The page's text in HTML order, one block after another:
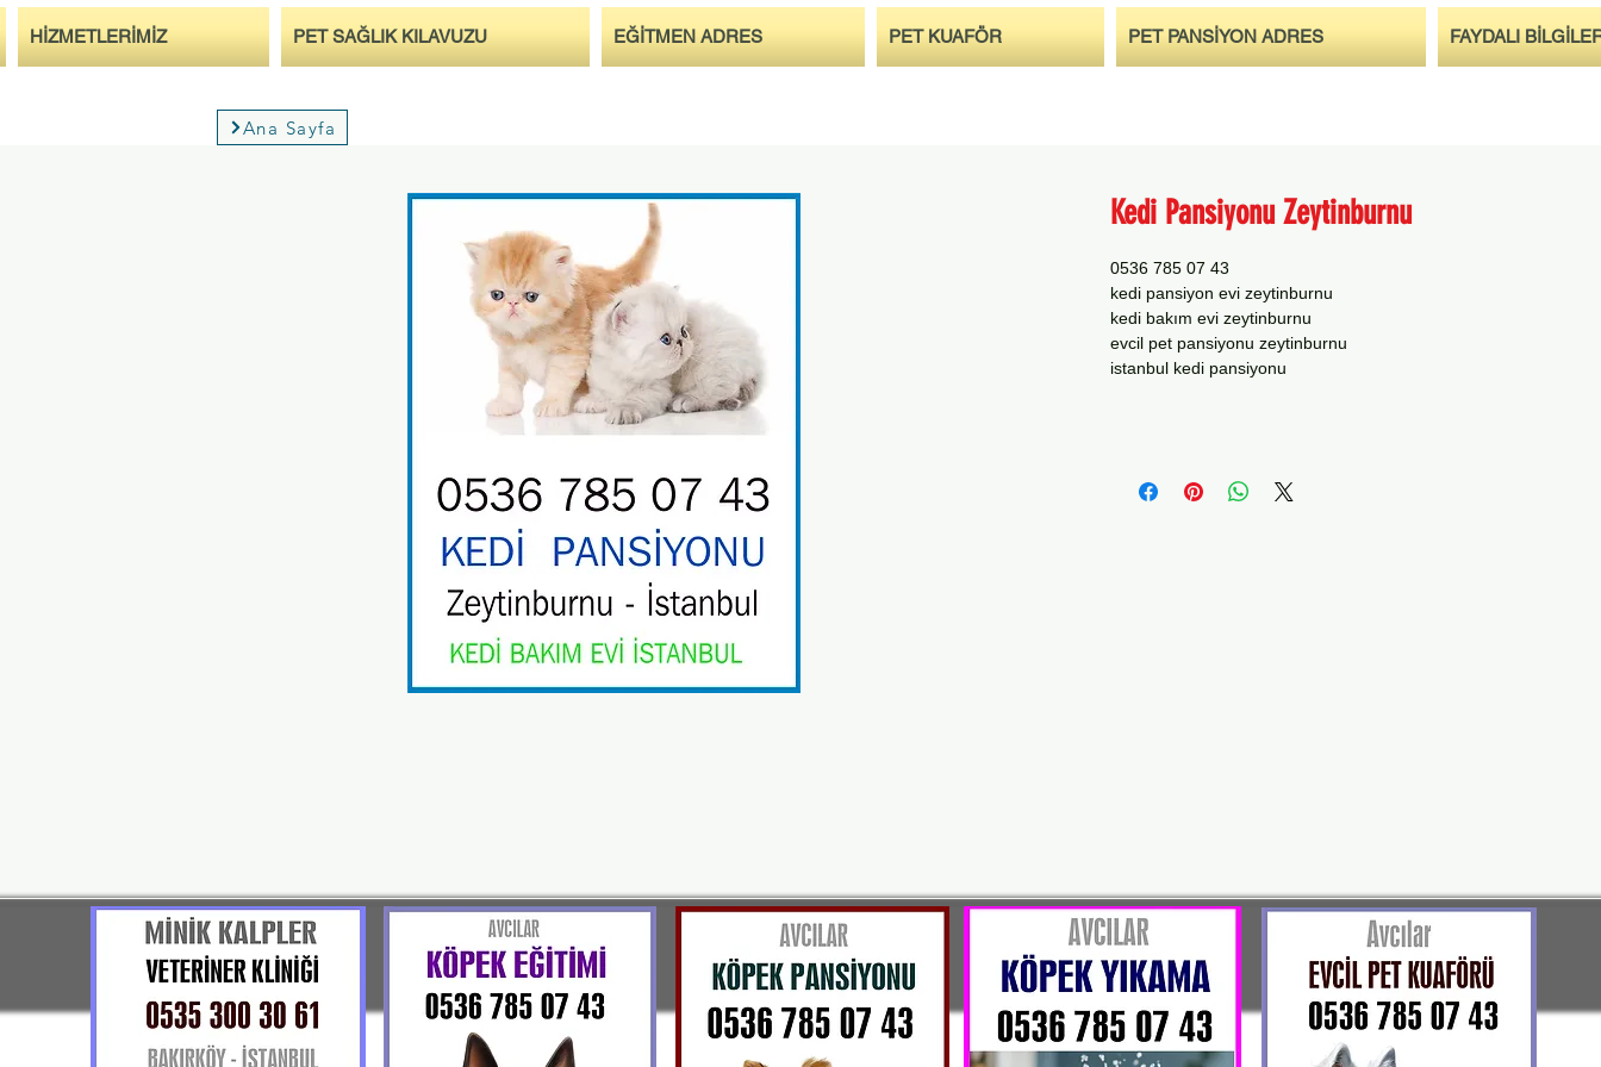
HİZMETLERİMİZ PET SAĞLIK KILAVUZU EĞİTMEN ADRES PET KUAFÖR PET PANSİYON ADRES FAYDALI
Ana Sayfa
Kedi Pansiyonu Zeytinburnu
0536 785 07 43
kedi pansiyon evi zeytinburnu
kedi bakım evi zeytinburnu
evcil pet pansiyonu zeytinburnu
istanbul kedi pansiyonu